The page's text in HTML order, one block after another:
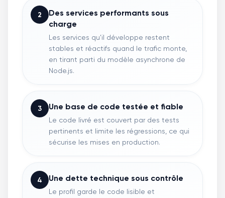
2
Des services performants sous
charge
Les services qu'il développe restent
stables et réactifs quand le trafic monte,
en tirant parti du modèle asynchrone de
Node.js.
3 Une base de code testée et fiable
Le code livré est couvert par des tests
pertinents et limite les régressions, ce qui
sécurise les mises en production.
4 Une dette technique sous contrôle
Le profil garde le code lisible et